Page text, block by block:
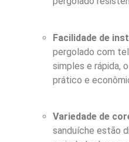
Facilidade de
pergolado com
simples e rápida,
prático e
Variedade de
sanduíche estão